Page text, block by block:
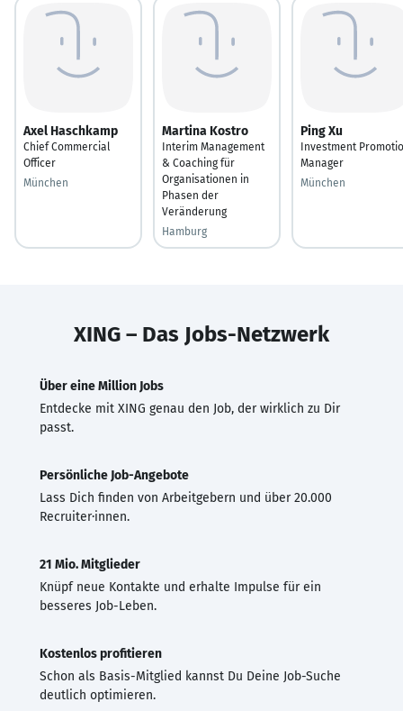
Axel Haschkamp
Chief Commercial
Officer
München
Martina Kostro
Interim Management
& Coaching für
Organisationen in
Phasen der
Veränderung
Hamburg
Ping Xu
Investment
Manager
München
XING – Das Jobs-Netzwerk
Über eine Million Jobs
Entdecke mit XING genau den Job, der wirklich zu Dir
passt.
Persönliche Job-Angebote
Lass Dich finden von Arbeitgebern und über 20.000
Recruiter·innen.
21 Mio. Mitglieder
Knüpf neue Kontakte und erhalte Impulse für ein
besseres Job-Leben.
Kostenlos profitieren
Schon als Basis-Mitglied kannst Du Deine Job-Suche
deutlich optimieren.